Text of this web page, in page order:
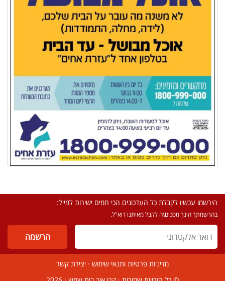
הירשמו עכשיו לקבלת כל העדכונים הכי חמים ישירות למייל:
בהרשמתך הינך מסכים\ה לקבל מאיתנו דוא"ל.
מדיניות פרטיות ותנאי שימוש · יצירת קשר